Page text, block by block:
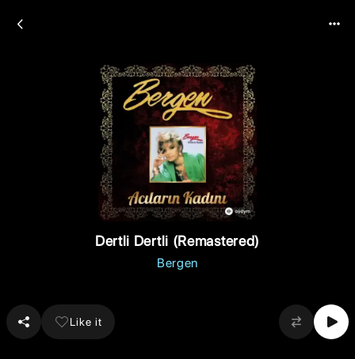
Dertli Dertli (Remastered)
Bergen
Like it